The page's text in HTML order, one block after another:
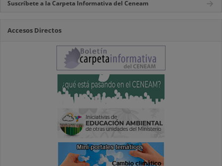
Suscríbete a la Carpeta Informativa del Ceneam
Accesos Directos